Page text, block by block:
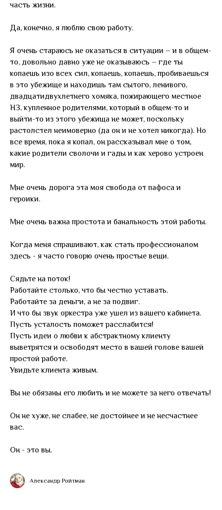
часть жизни.
Да, конечно, я люблю свою работу.
Я очень стараюсь не оказаться в ситуации – и в общем-
то, довольно давно уже не оказываюсь – где ты
копаешь изо всех сил, копаешь, копаешь, пробиваешься
в это убежище и находишь там сытого, ленивого,
двадцатидвухлетнего хомяка, пожирающего местное
НЗ, купленное родителями, который в общем-то и
выйти-то из этого убежища не может, поскольку
растолстел неимоверно (да он и не хотел никогда). Но
все время, пока я копал, он рассказывал мне о том,
какие родители сволочи и гады и как херово устроен
мир.
Мне очень дорога эта моя свобода от пафоса и
героики.
Мне очень важна простота и банальность этой работы.
Когда меня спрашивают, как стать профессионалом
здесь - я часто говорю очень простые вещи.
Сядьте на поток!
Работайте столько, что бы честно уставать.
Работайте за деньги, а не за подвиг.
И что бы звук оркестра уже ушел из вашего кабинета.
Пусть усталость поможет расслабится!
Пусть идеи о любви к абстрактному клиенту
выветрятся и освободят место в вашей голове вашей
простой работе.
Увидьте клиента живым.
Вы не обязаны его любить и не можете за него отвечать!
Он не хуже, не слабее, не достойнее и не несчастнее
вас.
Он - это вы.
Александр Ройтман